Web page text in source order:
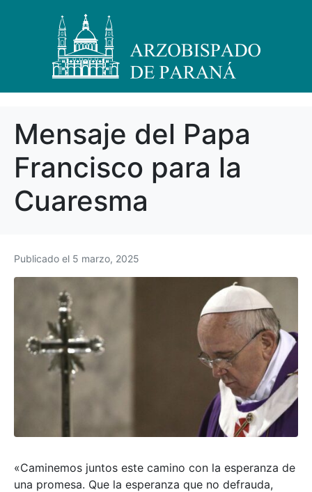
Mensaje del Papa
Francisco para la
Cuaresma
Publicado el 5 marzo, 2025
«Caminemos juntos este camino con la esperanza de
una promesa. Que la esperanza que no defrauda,